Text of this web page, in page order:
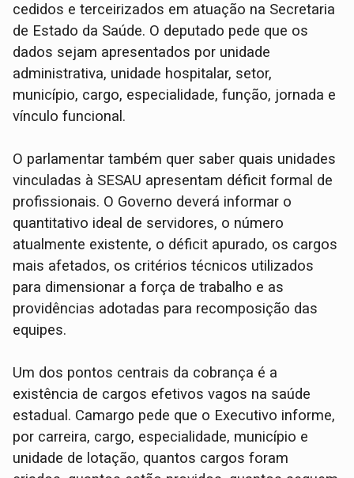
cedidos e terceirizados em atuação na Secretaria
de Estado da Saúde. O deputado pede que os
dados sejam apresentados por unidade
administrativa, unidade hospitalar, setor,
município, cargo, especialidade, função, jornada e
vínculo funcional.
O parlamentar também quer saber quais unidades
vinculadas à SESAU apresentam déficit formal de
profissionais. O Governo deverá informar o
quantitativo ideal de servidores, o número
atualmente existente, o déficit apurado, os cargos
mais afetados, os critérios técnicos utilizados
para dimensionar a força de trabalho e as
providências adotadas para recomposição das
equipes.
Um dos pontos centrais da cobrança é a
existência de cargos efetivos vagos na saúde
estadual. Camargo pede que o Executivo informe,
por carreira, cargo, especialidade, município e
unidade de lotação, quantos cargos foram